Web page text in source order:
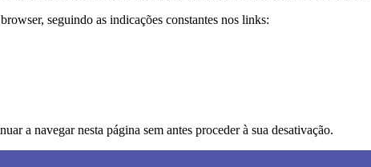
seguindo as indicações constantes nos links:
a navegar nesta página sem antes proceder à sua desativação.